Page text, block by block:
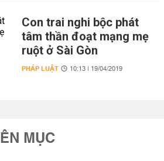
Con trai nghi bộc phát
tâm thần đoạt mạng mẹ
ruột ở Sài Gòn
PHÁP LUẬT 10:13 | 19/04/2019
MỤC